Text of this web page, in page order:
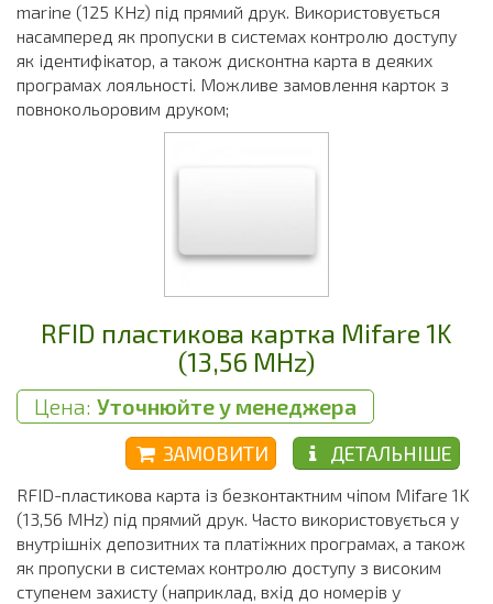
marine (125 KHz) під прямий друк. Використовується
насамперед як пропуски в системах контролю доступу
як ідентифікатор, а також дисконтна карта в деяких
програмах лояльності. Можливе замовлення карток з
повнокольоровим друком;
RFID пластикова картка Mifare 1K
(13,56 MHz)
Цена: Уточнюйте у менеджера
ДЕТАЛЬНІШЕ
ЗАМОВИТИ
RFID-пластикова карта із безконтактним чіпом Mifare 1K
(13,56 MHz) під прямий друк. Часто використовується у
внутрішніх депозитних та платіжних програмах, а також
як пропуски в системах контролю доступу з високим
ступенем захисту (наприклад, вхід до номерів у